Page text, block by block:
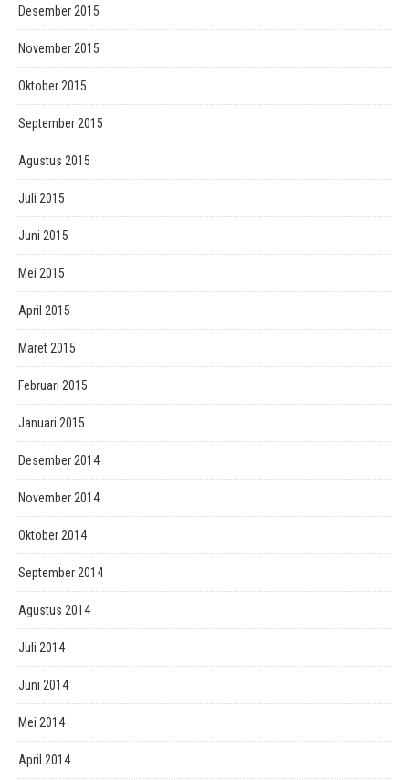
Desember 2015
November 2015
Oktober 2015
September 2015
Agustus 2015
Juli 2015
Juni 2015
Mei 2015
April 2015
Maret 2015
Februari 2015
Januari 2015
Desember 2014
November 2014
Oktober 2014
September 2014
Agustus 2014
Juli 2014
Juni 2014
Mei 2014
April 2014